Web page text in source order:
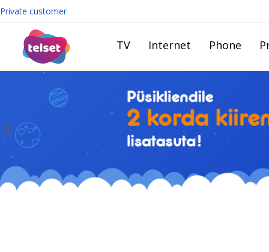
Private customer
TV Internet Phone